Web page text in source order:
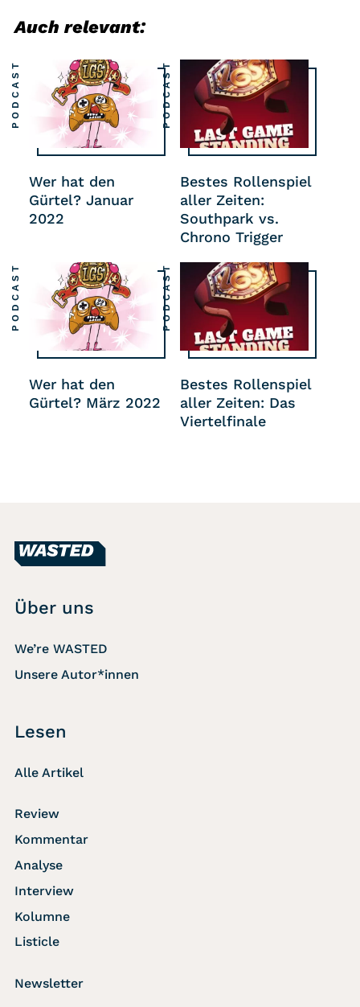
Auch relevant:
Wer hat den
Gürtel? Januar
2022
PODCAST
Bestes Rollenspiel
aller Zeiten:
Southpark vs.
Chrono Trigger
PODCAST
Wer hat den
Gürtel? März 2022
PODCAST
Bestes Rollenspiel
aller Zeiten: Das
Viertelfinale
PODCAST
Über uns
We’re WASTED
Unsere Autor*innen
Lesen
Alle Artikel
Review
Kommentar
Analyse
Interview
Kolumne
Listicle
Newsletter